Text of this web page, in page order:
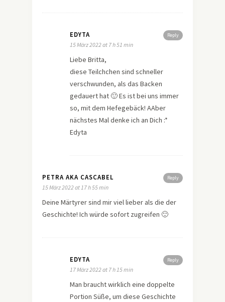
Reply
EDYTA
15 März 2022 at 7 h 51 min
Liebe Britta,
diese Teilchchen sind schneller
verschwunden, als das Backen
gedauert hat 🙂 Es ist bei uns immer
so, mit dem Hefegebäck! AAber
nächstes Mal denke ich an Dich :*
Edyta
Reply
PETRA AKA CASCABEL
15 März 2022 at 17 h 55 min
Deine Märtyrer sind mir viel lieber als die der
Geschichte! Ich würde sofort zugreifen 🙂
Reply
EDYTA
17 März 2022 at 7 h 15 min
Man braucht wirklich eine doppelte
Portion Süße, um diese Geschichte